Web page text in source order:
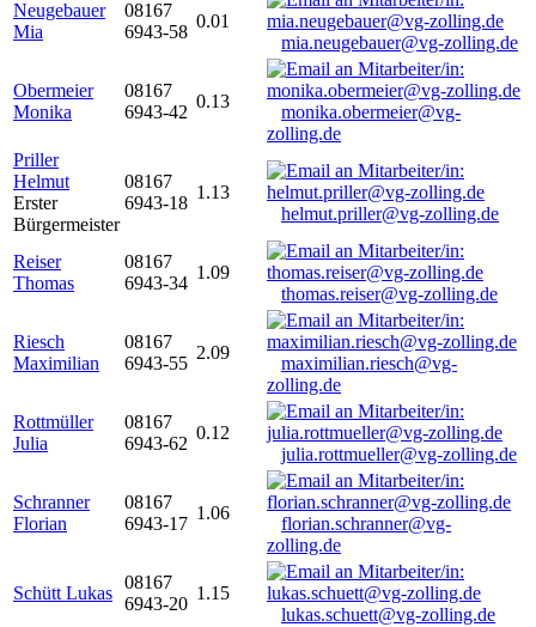
Neugebauer
Mia
08167
6943-58
0.01
mia.neugebauer@vg-zolling.de
Obermeier
Monika
08167
6943-42
0.13
monika.obermeier@vg-
zolling.de
Priller
Helmut
Erster
Bürgermeister
08167
6943-18
1.13
helmut.priller@vg-zolling.de
Reiser
Thomas
08167
6943-34
1.09
thomas.reiser@vg-zolling.de
Riesch
Maximilian
08167
6943-55
2.09
maximilian.riesch@vg-
zolling.de
Rottmüller
Julia
08167
6943-62
0.12
julia.rottmueller@vg-zolling.de
Schranner
Florian
08167
6943-17
1.06
florian.schranner@vg-
zolling.de
Schütt Lukas
08167
6943-20
1.15
lukas.schuett@vg-zolling.de